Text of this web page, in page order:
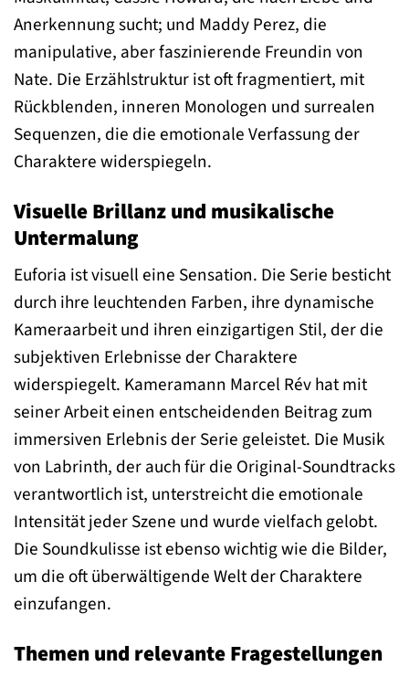
Anerkennung sucht; und Maddy Perez, die
manipulative, aber faszinierende Freundin von
Nate. Die Erzählstruktur ist oft fragmentiert, mit
Rückblenden, inneren Monologen und surrealen
Sequenzen, die die emotionale Verfassung der
Charaktere widerspiegeln.
Visuelle Brillanz und musikalische
Untermalung
Euforia ist visuell eine Sensation. Die Serie besticht
durch ihre leuchtenden Farben, ihre dynamische
Kameraarbeit und ihren einzigartigen Stil, der die
subjektiven Erlebnisse der Charaktere
widerspiegelt. Kameramann Marcel Rév hat mit
seiner Arbeit einen entscheidenden Beitrag zum
immersiven Erlebnis der Serie geleistet. Die Musik
von Labrinth, der auch für die Original-Soundtracks
verantwortlich ist, unterstreicht die emotionale
Intensität jeder Szene und wurde vielfach gelobt.
Die Soundkulisse ist ebenso wichtig wie die Bilder,
um die oft überwältigende Welt der Charaktere
einzufangen.
Themen und relevante Fragestellungen